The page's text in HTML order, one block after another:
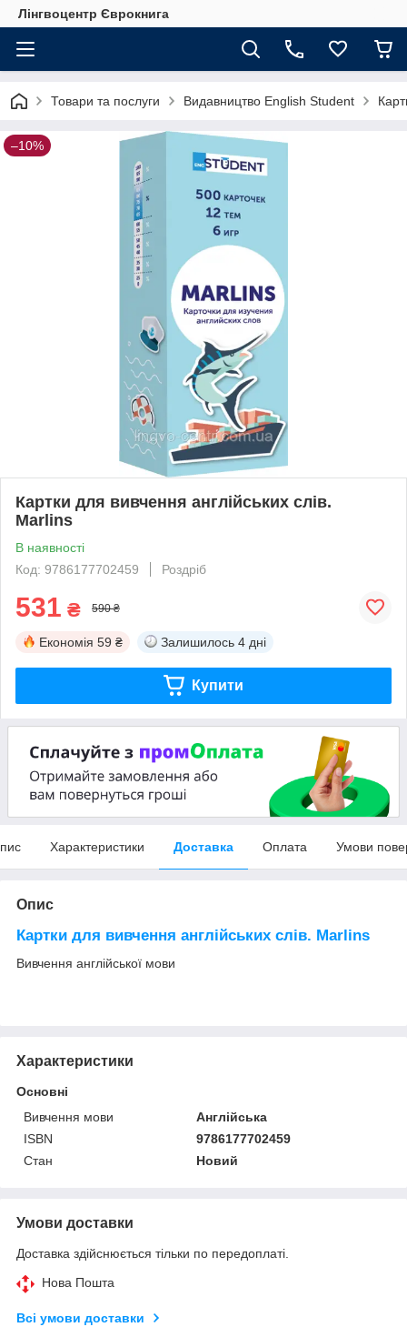
Лінгвоцентр Єврокнига
Товари та послуги Видавництво English Student
–10%
Картки для вивчення англійських слів.
Marlins
В наявності
Код: 9786177702459
Роздріб
531 ₴ 590 ₴
Економія 59 ₴ Залишилось 4 дні
Купити
Характеристики Доставка Оплата Умови
Опис
Картки для вивчення англійських слів. Marlins
Вивчення англійської мови
Характеристики
Основні
Вивчення мови
Англійська
ISBN
9786177702459
Стан
Новий
Умови доставки
Доставка здійснюється тільки по передоплаті.
Нова Пошта
Всі умови доставки